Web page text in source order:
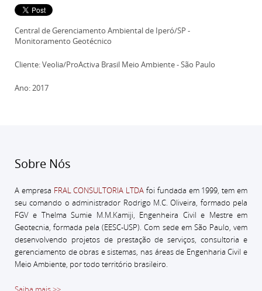
Central de Gerenciamento Ambiental de Iperó/SP -
Monitoramento Geotécnico
Cliente: Veolia/ProActiva Brasil Meio Ambiente - São Paulo
Ano: 2017
Sobre Nós
A empresa FRAL CONSULTORIA LTDA foi fundada em 1999, tem em
seu comando o administrador Rodrigo M.C. Oliveira, formado pela
FGV e Thelma Sumie M.M.Kamiji, Engenheira Civil e Mestre em
Geotecnia, formada pela (EESC-USP).Com sede em São Paulo, vem
desenvolvendo projetos de prestação de serviços, consultoria e
gerenciamento de obras e sistemas, nas áreas de Engenharia Civil e
Meio Ambiente, por todo território brasileiro.